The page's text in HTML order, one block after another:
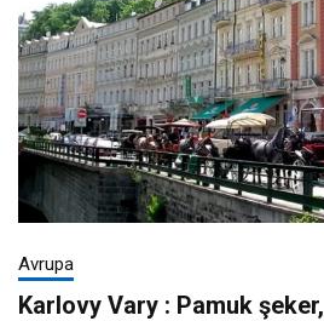
Avrupa
Karlovy Vary : Pamuk